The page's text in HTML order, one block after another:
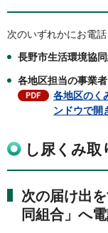
次のいずれかにお電話
長野市生活環境協
各地区担当の事業者
各地区のく
ンドウで開
し尿くみ取
次の届け出
同組合」へ